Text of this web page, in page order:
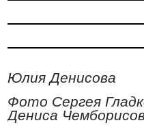
Юлия Денисова
Фото Сергея
Дениса